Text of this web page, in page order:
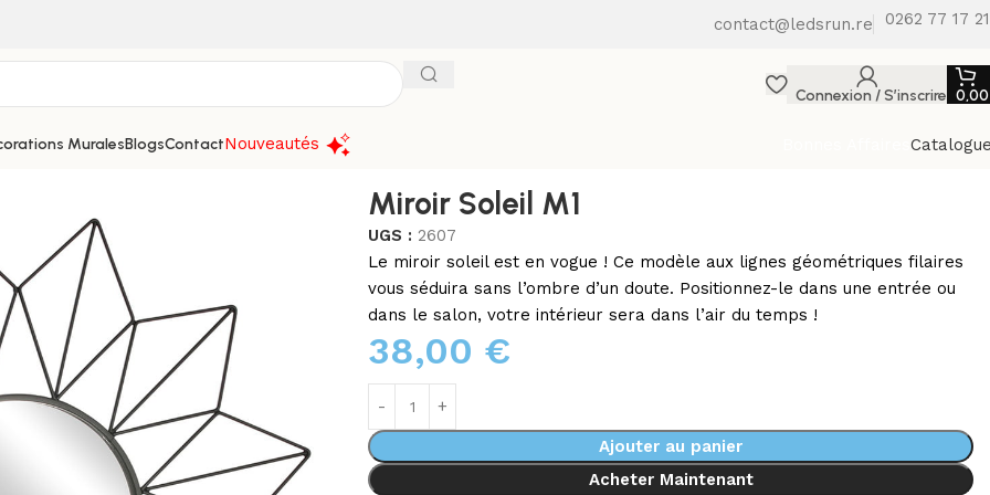
contact@ledsrun.re 0262 77 17 21
Connexion / S’inscrire
MuralesBlogsContactNouveautés
Miroir Soleil M1
UGS :2607
Le miroir soleil est en vogue ! Ce modèle aux lignes géométriques filaires
vous séduira sans l’ombre d’un doute. Positionnez-le dans une entrée ou
dans le salon, votre intérieur sera dans l’air du temps !
38,00 €
Ajouter au panier
Acheter Maintenant